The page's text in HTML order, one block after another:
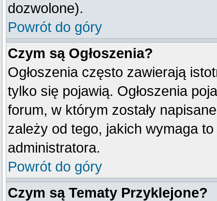
dozwolone).
Powrót do góry
Czym są Ogłoszenia?
Ogłoszenia często zawierają
tylko się pojawią. Ogłoszenia
forum, w którym zostały
zależy od tego, jakich wymaga
administratora.
Powrót do góry
Czym są Tematy Przyklejone?